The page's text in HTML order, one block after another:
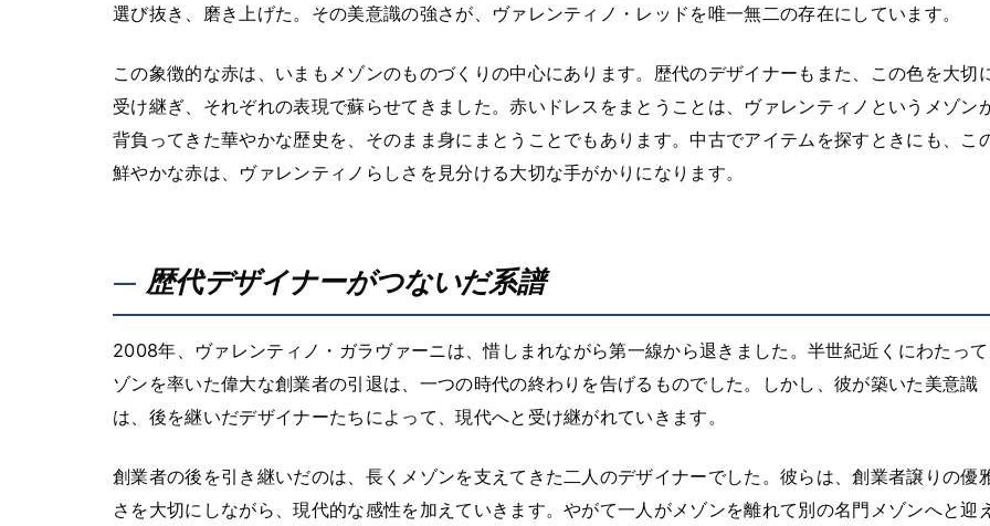
選び抜き、磨き上げた。その美意識の強さが、ヴァレンティノ・レッドを唯一無二の存在にしています。
この象徴的な赤は、いまもメゾンのものづくりの中心にあります。歴代のデザイナーもまた、この色を大切
受け継ぎ、それぞれの表現で蘇らせてきました。赤いドレスをまとうことは、ヴァレンティノというメゾン
背負ってきた華やかな歴史を、そのまま身にまとうことでもあります。中古でアイテムを探すときにも、こ
鮮やかな赤は、ヴァレンティノらしさを見分ける大切な手がかりになります。
歴代デザイナーがつないだ系譜
2008年、ヴァレンティノ・ガラヴァーニは、惜しまれながら第一線から退きました。半世紀近くにわたって
ゾンを率いた偉大な創業者の引退は、一つの時代の終わりを告げるものでした。しかし、彼が築いた美意識
は、後を継いだデザイナーたちによって、現代へと受け継がれていきます。
創業者の後を引き継いだのは、長くメゾンを支えてきた二人のデザイナーでした。彼らは、創業者譲りの優
さを大切にしながら、現代的な感性を加えていきます。やがて一人がメゾンを離れて別の名門メゾンへと迎え